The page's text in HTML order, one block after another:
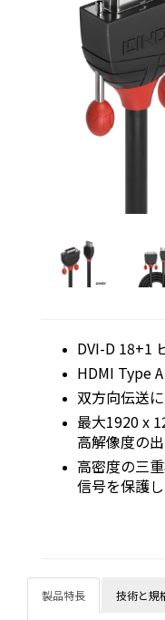
DVI-D 18+1
HDMI Type
双方向伝送
最大1920 x
高解像度の
高密度の三
信号を保護
製品特長 技術と規